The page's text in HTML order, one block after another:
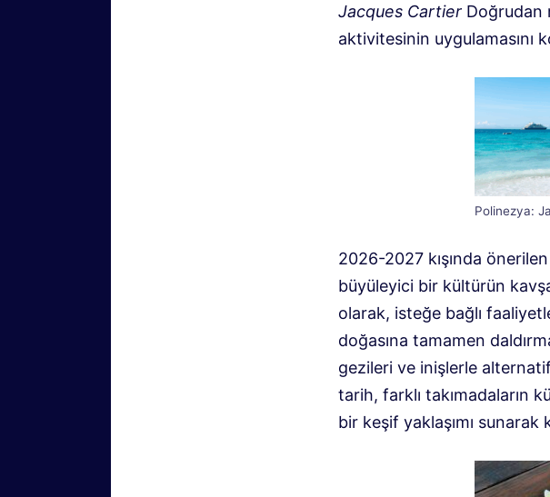
Jacques Cartier Doğrudan
aktivitesinin uygulamasını
Polinezya:
2026-2027 kışında
büyüleyici bir kültürün
olarak, isteğe bağlı
doğasına tamamen
gezileri ve inişlerle
tarih, farklı takımadaların
bir keşif yaklaşımı